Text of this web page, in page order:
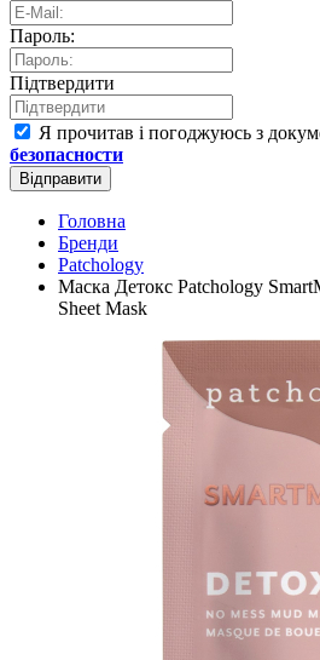
Пароль:
Підтвердити
Я прочитав і погоджуюсь з
безопасности
Відправити
Головна
Бренди
Patchology
Маска Детокс Patchology
Sheet Mask